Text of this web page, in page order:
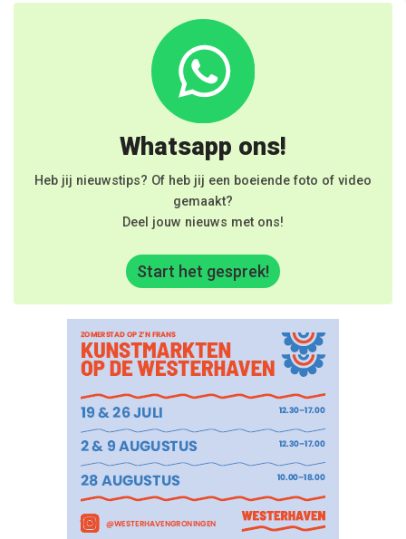
Whatsapp ons!
Heb jij nieuwstips? Of heb jij een boeiende foto of video
gemaakt?
Deel jouw nieuws met ons!
Start het gesprek!